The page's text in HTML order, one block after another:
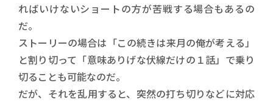
ればいけないショートの方が苦戦する場合もあるの
だ。
ストーリーの場合は「この続きは来月の俺が考える」
と割り切って「意味ありげな伏線だけの１話」で乗り
切ることも可能なのだ。
だが、それを乱用すると、突然の打ち切りなどに対応